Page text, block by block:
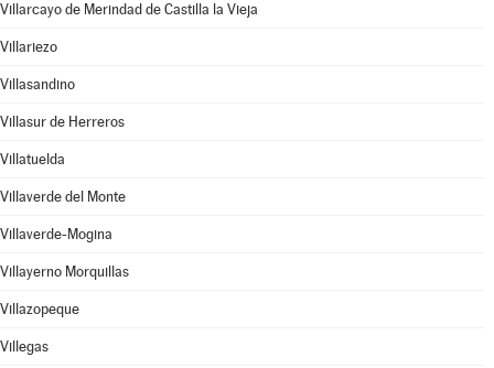
Villarcayo de Merindad de Castilla la Vieja
Villariezo
Villasandino
Villasur de Herreros
Villatuelda
Villaverde del Monte
Villaverde-Mogina
Villayerno Morquillas
Villazopeque
Villegas